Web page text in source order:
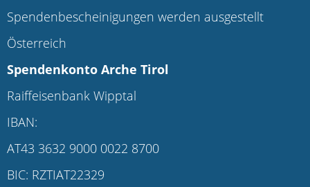
Spendenbescheinigungen werden ausgestellt
Österreich
Spendenkonto Arche Tirol
Raiffeisenbank Wipptal
IBAN:
AT43 3632 9000 0022 8700
BIC: RZTIAT22329